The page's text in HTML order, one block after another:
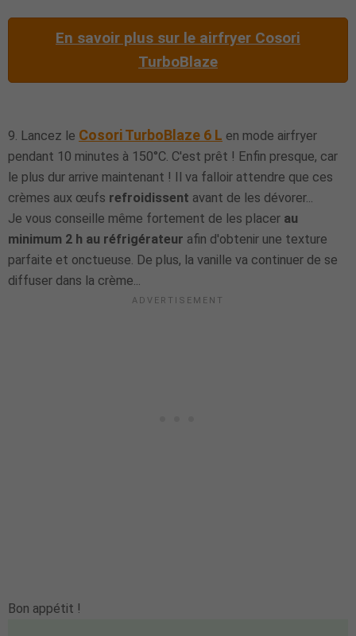
En savoir plus sur le airfryer Cosori
TurboBlaze
9. Lancez le Cosori TurboBlaze 6 L en mode airfryer
pendant 10 minutes à 150°C. C'est prêt ! Enfin presque, car
le plus dur arrive maintenant ! Il va falloir attendre que ces
crèmes aux œufs refroidissent avant de les dévorer...
Je vous conseille même fortement de les placer au
minimum 2 h au réfrigérateur afin d'obtenir une texture
parfaite et onctueuse. De plus, la vanille va continuer de se
diffuser dans la crème...
Bon appétit !